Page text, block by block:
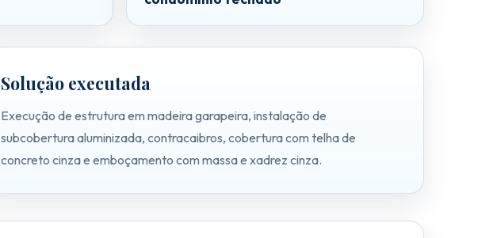
Solução executada
Execução de estrutura em madeira garapeira, instalação de
subcobertura aluminizada, contracaibros, cobertura com telha de
concreto cinza e emboçamento com massa e xadrez cinza.